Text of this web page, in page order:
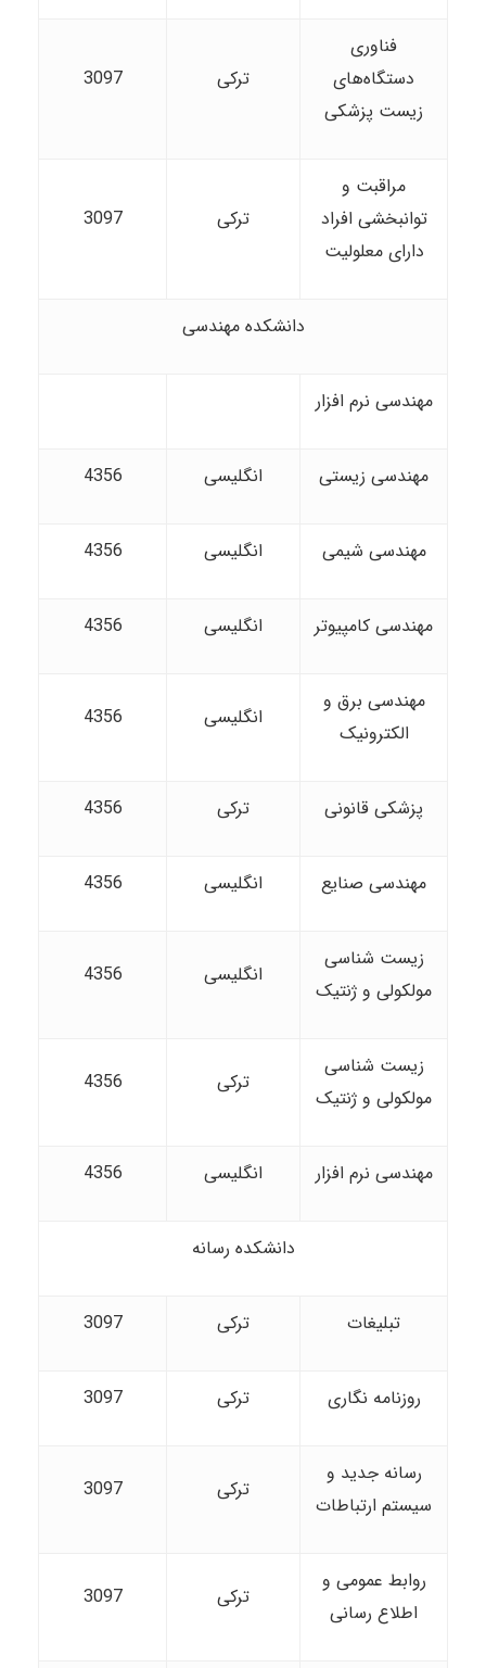
فناوری
دستگاه‌های
زیست پزشکی
ترکی 3097
مراقبت و
توانبخشی افراد
دارای معلولیت
ترکی 3097
دانشکده مهندسی
مهندسی نرم افزار
مهندسی زیستی انگلیسی 4356
مهندسی شیمی انگلیسی 4356
مهندسی کامپیوتر انگلیسی 4356
مهندسی برق و
الکترونیک
انگلیسی 4356
پزشکی قانونی ترکی 4356
مهندسی صنایع انگلیسی 4356
زیست شناسی
مولکولی و ژنتیک
انگلیسی 4356
زیست شناسی
مولکولی و ژنتیک
ترکی 4356
مهندسی نرم افزار انگلیسی 4356
دانشکده رسانه
تبلیغات ترکی 3097
روزنامه نگاری ترکی 3097
رسانه جدید و
سیستم ارتباطات
ترکی 3097
روابط عمومی و
اطلاع رسانی
ترکی 3097